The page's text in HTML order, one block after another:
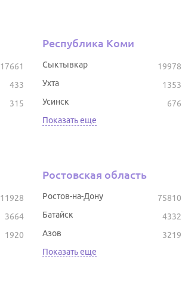
17661
433
315
Республика Коми
19978
Сыктывкар
1353
Ухта
676
Усинск
Показать еще
11928
3664
1920
Ростовская область
75810
Ростов-на-Дону
4332
Батайск
3219
Азов
Показать еще